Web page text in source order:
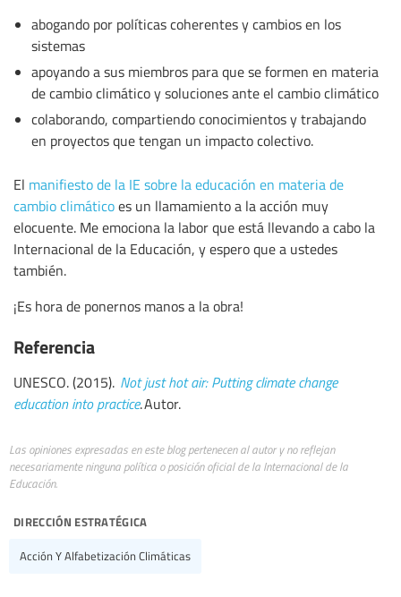
abogando por políticas coherentes y cambios en los
sistemas
apoyando a sus miembros para que se formen en materia
de cambio climático y soluciones ante el cambio climático
colaborando, compartiendo conocimientos y trabajando
en proyectos que tengan un impacto colectivo.
El manifiesto de la IE sobre la educación en materia de
cambio climáticoes un llamamiento a la acción muy
elocuente. Me emociona la labor que está llevando a cabo la
Internacional de la Educación, y espero que a ustedes
también.
¡Es hora de ponernos manos a la obra!
Referencia
UNESCO. (2015). Not just hot air: Putting climate change
education into practice. Autor.
Las opiniones expresadas en este blog pertenecen al autor y no reflejan
necesariamente ninguna política o posición oficial de la Internacional de la
Educación.
dirección estratégica
Acción Y Alfabetización Climáticas